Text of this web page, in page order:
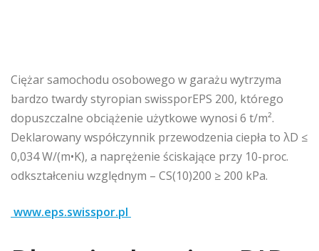
Ciężar samochodu osobowego w garażu wytrzyma
bardzo twardy styropian swissporEPS 200, którego
dopuszczalne obciążenie użytkowe wynosi 6 t/m².
Deklarowany współczynnik przewodzenia ciepła to λD ≤
0,034 W/(m•K), a naprężenie ściskające przy 10-proc.
odkształceniu względnym – CS(10)200 ≥ 200 kPa.
www.eps.swisspor.pl